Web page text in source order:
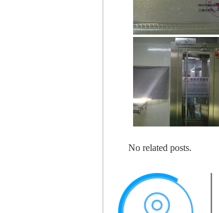
No related posts.